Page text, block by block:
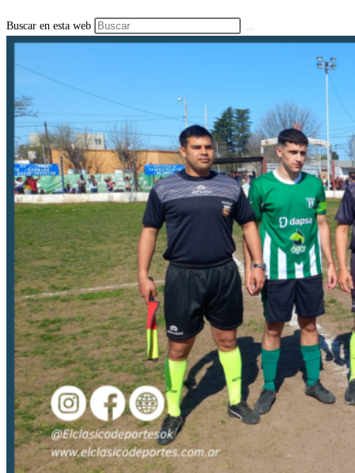
Buscar en esta web